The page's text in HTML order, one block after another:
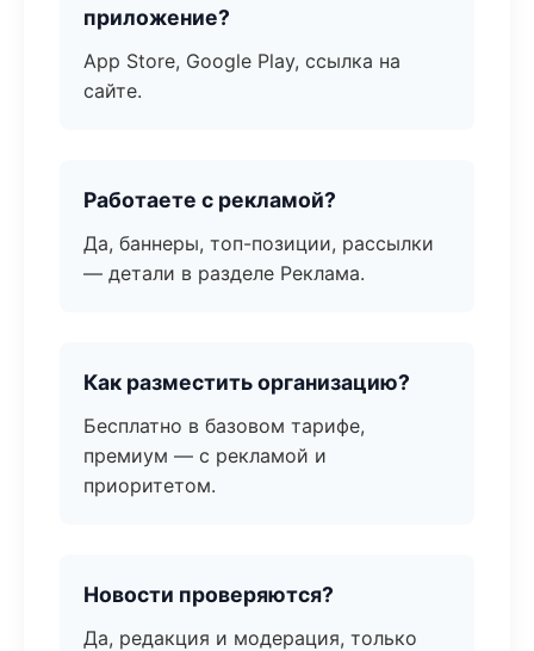
приложение?
App Store, Google Play, ссылка на
сайте.
Работаете с рекламой?
Да, баннеры, топ-позиции, рассылки
— детали в разделе Реклама.
Как разместить организацию?
Бесплатно в базовом тарифе,
премиум — с рекламой и
приоритетом.
Новости проверяются?
Да, редакция и модерация, только